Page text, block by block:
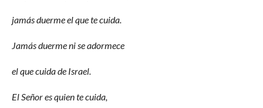
jamás duerme el que te cuida.
Jamás duerme ni se adormece
el que cuida de Israel.
El Señor es quien te cuida,